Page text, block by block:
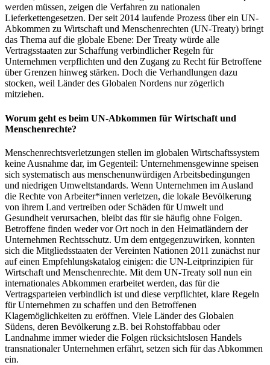
werden müssen, zeigen die Verfahren zu nationalen
Lieferkettengesetzen. Der seit 2014 laufende Prozess über ein UN-
Abkommen zu Wirtschaft und Menschenrechten (UN-Treaty) bringt
das Thema auf die globale Ebene: Der Treaty würde alle
Vertragsstaaten zur Schaffung verbindlicher Regeln für
Unternehmen verpflichten und den Zugang zu Recht für Betroffene
über Grenzen hinweg stärken. Doch die Verhandlungen dazu
stocken, weil Länder des Globalen Nordens nur zögerlich
mitziehen.
Worum geht es beim UN-Abkommen für Wirtschaft und
Menschenrechte?
Menschenrechtsverletzungen stellen im globalen Wirtschaftssystem
keine Ausnahme dar, im Gegenteil: Unternehmensgewinne speisen
sich systematisch aus menschenunwürdigen Arbeitsbedingungen
und niedrigen Umweltstandards. Wenn Unternehmen im Ausland
die Rechte von Arbeiter*innen verletzen, die lokale Bevölkerung
von ihrem Land vertreiben oder Schäden für Umwelt und
Gesundheit verursachen, bleibt das für sie häufig ohne Folgen.
Betroffene finden weder vor Ort noch in den Heimatländern der
Unternehmen Rechtsschutz. Um dem entgegenzuwirken, konnten
sich die Mitgliedsstaaten der Vereinten Nationen 2011 zunächst nur
auf einen Empfehlungskatalog einigen: die UN-Leitprinzipien für
Wirtschaft und Menschenrechte. Mit dem UN-Treaty soll nun ein
internationales Abkommen erarbeitet werden, das für die
Vertragsparteien verbindlich ist und diese verpflichtet, klare Regeln
für Unternehmen zu schaffen und den Betroffenen
Klagemöglichkeiten zu eröffnen. Viele Länder des Globalen
Südens, deren Bevölkerung z.B. bei Rohstoffabbau oder
Landnahme immer wieder die Folgen rücksichtslosen Handels
transnationaler Unternehmen erfährt, setzen sich für das Abkommen
ein.